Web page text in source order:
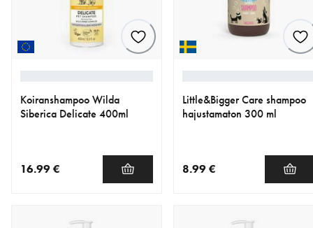
Koiranshampoo Wilda
Siberica Delicate 400ml
16.99 €
Little&Bigger Care shampoo
hajustamaton 300 ml
8.99 €